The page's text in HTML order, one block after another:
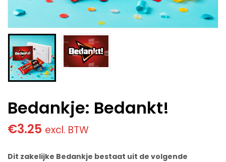
Bedankje: Bedankt!
€3.25 excl. BTW
Dit zakelijke Bedankje bestaat uit de volgende